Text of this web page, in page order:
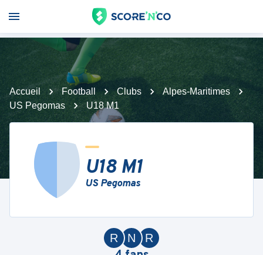
Accueil Football Clubs
Alpes-Maritimes
US Pegomas
U18 M1
U18 M1
US Pegomas
R
N
R